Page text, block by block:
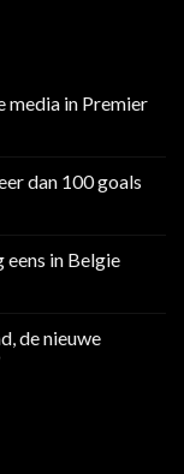
media in Premier
dan 100 goals
eens in Belgie
de nieuwe